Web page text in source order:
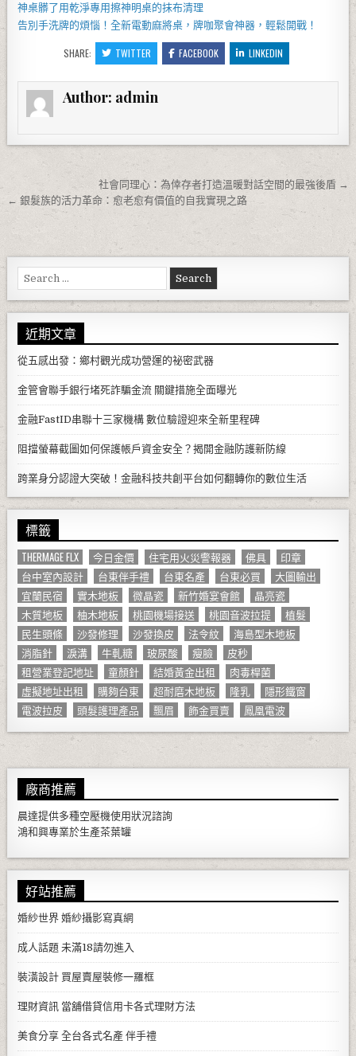
神桌髒了用乾淨專用擦神明桌的抹布清理
告別手洗牌的煩惱！全新電動麻將桌 ，牌咖聚會神器，輕鬆開戰！
SHARE: TWITTER FACEBOOK LINKEDIN
Author: admin
文章導覽
社會同理心：為倖存者打造溫暖對話空間的最強後盾 →
← 銀髮族的活力革命：愈老愈有價值的自我實現之路
Search for:
近期文章
從五感出發：鄉村觀光成功營運的祕密武器
金管會聯手銀行堵死詐騙金流 關鍵措施全面曝光
金融FastID串聯十三家機構 數位驗證迎來全新里程碑
阻擋螢幕截圖如何保護帳戶資金安全？揭開金融防護新防線
跨業身分認證大突破！金融科技共創平台如何翻轉你的數位生活
標籤
THERMAGE FLX 今日金價 住宅用火災警報器 佛具
印章
台中室內設計
台東伴手禮 台東名產 台東必買
大圖輸出
宜蘭民宿
實木地板 微晶瓷 新竹婚宴會館
晶亮瓷
木質地板
柚木地板 桃園機場接送 桃園音波拉提
植髮
民生頭條
沙發修理 沙發換皮 法令紋
海島型木地板
消脂針
淚溝 牛軋糖 玻尿酸 瘦臉
皮秒
租營業登記地址
童顏針 結婚黃金出租
肉毒桿菌
虛擬地址出租
購夠台東 超耐磨木地板 隆乳
隱形鐵窗
電波拉皮
頭髮護理產品 飄眉 飾金買賣 鳳凰電波
廠商推薦
晨達提供多種空壓機使用狀況諮詢
鴻和興專業於生產茶葉罐
好站推薦
婚紗世界 婚紗攝影寫真網
成人話題 未滿18請勿進入
裝潢設計 買屋賣屋裝修一羅框
理財資訊 當舖借貸信用卡各式理財方法
美食分享 全台各式名產 伴手禮